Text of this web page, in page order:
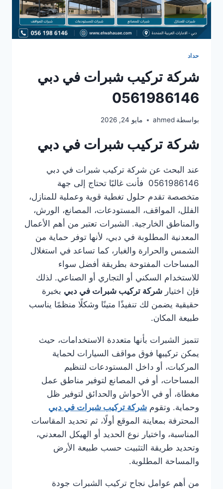
حداد
شركة تركيب شبرات في دبي
0561986146
بواسطة ahmed مايو 24, 2026
شركة تركيب شبرات في دبي
عند البحث عن شركة تركيب شبرات في دبي
0561986146 فأنت غالبًا تحتاج إلى جهة
متخصصة تقدم حلول تغطية قوية وعملية للمنازل،
الفلل، المواقف، المستودعات، المصانع، الورش،
والمناطق الخارجية. الشبرات تعتبر من أهم الأعمال
المعدنية المطلوبة في دبي، لأنها توفر حماية من
الشمس والحرارة والغبار، كما تساعد في استغلال
المساحات المفتوحة بطريقة أفضل سواء
للاستخدام السكني أو التجاري أو الصناعي. لذلك
فإن اختيار شركة تركيب شبرات في دبي بخبرة
حقيقية يضمن لك تنفيذًا متينًا وشكلًا منظمًا يناسب
طبيعة المكان.
تتميز الشبرات بأنها متعددة الاستخدامات، حيث
يمكن تركيبها فوق مواقف السيارات لحماية
المركبات، أو داخل المستودعات لتنظيم
المساحات، أو في المصانع لتوفير مناطق عمل
مغطاة، أو في الأحواش والحدائق لتوفير ظل
وحماية. وتقوم شركة تركيب شبرات في دبي
المحترفة بمعاينة الموقع أولًا، ثم تحديد المقاسات
المناسبة، واختيار نوع الحديد أو الهيكل المعدني،
وتحديد طريقة التثبيت حسب طبيعة الأرض
والمساحة المطلوبة.
من أهم عوامل نجاح تركيب الشبرات جودة